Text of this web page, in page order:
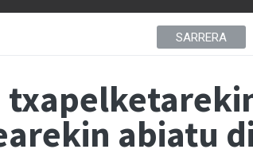
SARRERA
abiatu